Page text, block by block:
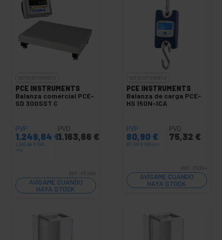
PCE INSTRUMENTS
Balanza comercial PCE-
SD 300SST C
PVP
1.249,84 €
1.249,84 € IVA
inc.
PVD
1.163,66 €
REF: PC460
AVÍSAME CUANDO
HAYA STOCK
PCE INSTRUMENTS
Balanza de carga PCE-
HS 150N-ICA
PVP
80,90 €
80,90 € IVA inc.
PVD
75,32 €
REF: PC294
AVÍSAME CUANDO
HAYA STOCK